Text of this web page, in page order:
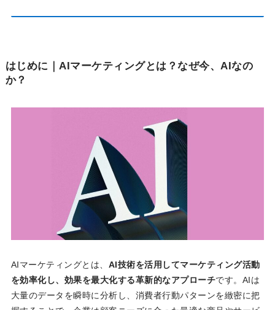
はじめに｜AIマーケティングとは？なぜ今、AIなの
か？
AIマーケティングとは、 AI技術を活用してマーケティング活動
を効率化し、効果を最大化する革新的なアプローチです。AIは
大量のデータを瞬時に分析し、消費者行動パターンを緻密に把